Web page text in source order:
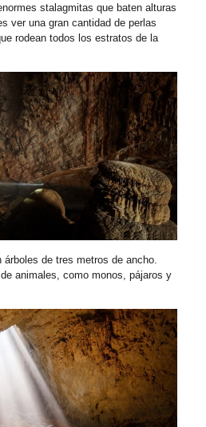
stalagmitas que baten alturas
ver una gran cantidad de perlas
rodean todos los estratos de la
de tres metros de ancho.
animales, como monos, pájaros y